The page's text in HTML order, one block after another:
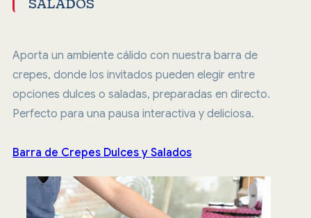
SALADOS
Aporta un ambiente cálido con nuestra barra de
crepes, donde los invitados pueden elegir entre
opciones dulces o saladas, preparadas en directo.
Perfecto para una pausa interactiva y deliciosa.
Barra de Crepes Dulces y Salados